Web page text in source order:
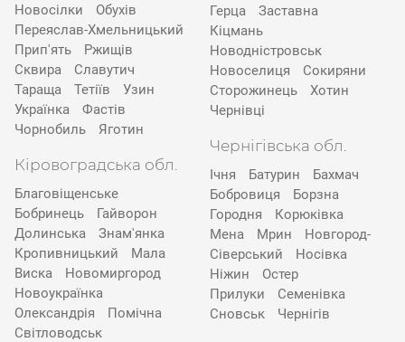
Новосілки
Обухів
Переяслав-Хмельницький
Прип'ять
Ржищів
Сквира
Славутич
Тараща
Тетіїв
Узин
Українка
Фастів
Чорнобиль
Яготин
Кіровоградська обл.
Благовіщенське
Бобринець
Гайворон
Долинська
Знам'янка
Кропивницький
Мала
Виска
Новомиргород
Новоукраїнка
Олександрія
Помічна
Світловодськ
Герца
Заставна
Кіцмань
Новодністровськ
Новоселиця
Сокиряни
Сторожинець
Хотин
Чернівці
Чернігівська обл.
Ічня Батурин
Бахмач
Бобровиця
Борзна
Городня
Корюківка
Мена
Мрин
Новгород-
Сіверський
Носівка
Ніжин
Остер
Прилуки
Семенівка
Сновськ
Чернігів